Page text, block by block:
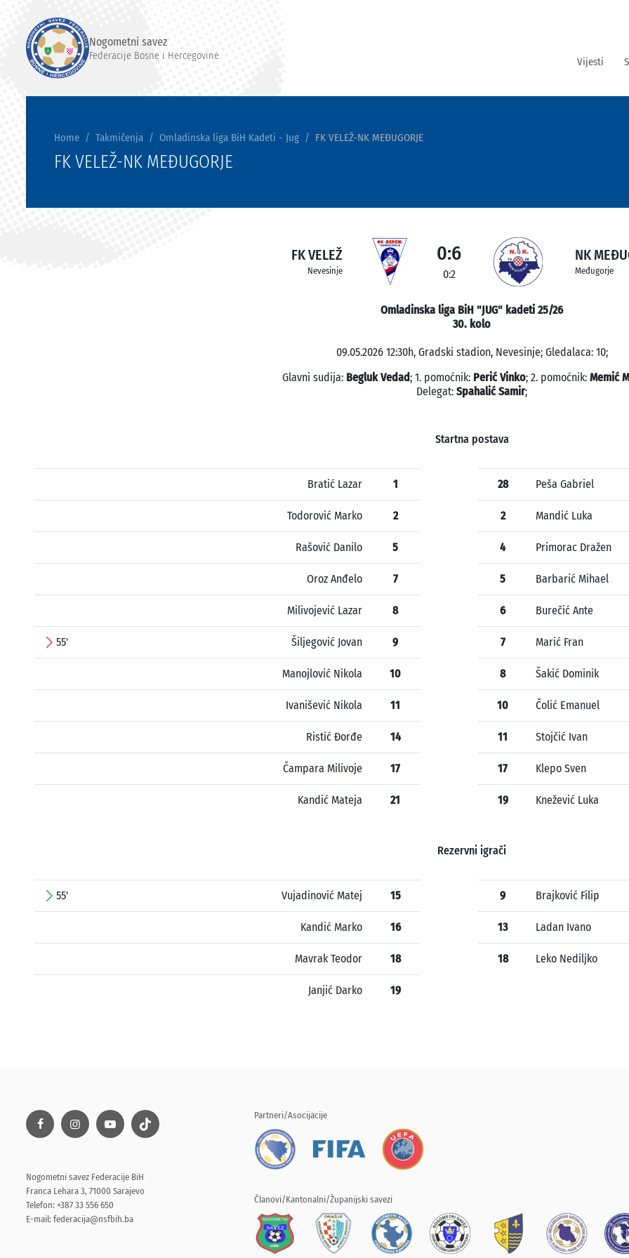
Nogometni savez
Federacije Bosne i Hercegovine Vijesti
Home Takmičenja Omladinska liga BiH Kadeti - Jug FK VELEŽ-NK MEĐUGORJE
FK VELEŽ-NK MEĐUGORJE
FK VELEŽ
Nevesinje
0:6
0:2
NK
Međugorje
Omladinska liga BiH "JUG" kadeti 25/26
30. kolo
09.05.2026 12:30h, Gradski stadion, Nevesinje; Gledalaca: 10;
Glavni sudija: Begluk Vedad; 1. pomoćnik: Perić Vinko; 2. pomoćnik: Memić
Delegat: Spahalić Samir;
Startna postava
Bratić Lazar 1
Todorović Marko 2
Rašović Danilo 5
Oroz Anđelo 7
Milivojević Lazar 8
55' Šiljegović Jovan 9
Manojlović Nikola 10
Ivanišević Nikola 11
Ristić Đorđe 14
Čampara Milivoje 17
Kandić Mateja 21
28 Peša Gabriel
2 Mandić Luka
4 Primorac Dražen
5 Barbarić Mihael
6 Burečić Ante
7 Marić Fran
8 Šakić Dominik
10 Čolić Emanuel
11 Stojčić Ivan
17 Klepo Sven
19 Knežević Luka
Rezervni igrači
55' Vujadinović Matej 15
Kandić Marko 16
Mavrak Teodor 18
Janjić Darko 19
9 Brajković Filip
13 Ladan Ivano
18 Leko Nediljko
Nogometni savez Federacije BiH
Franca Lehara 3, 71000 Sarajevo
Telefon: +387 33 556 650
E-mail: federacija@nsfbih.ba
Partneri/Asocijacije
Članovi/Kantonalni/Županijski savezi